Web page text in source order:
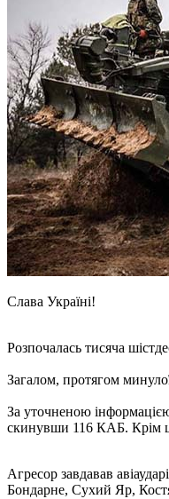
Слава Україні!
Розпочалась тисяча
Загалом, протягом
За уточненою
скинувши 116 КАБ. Крім
Агресор завдавав
Бондарне, Сухий Яр,